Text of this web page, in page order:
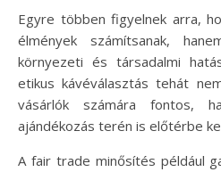
Egyre többen figyelnek arra,
élmények számítsanak,
környezeti és társadalmi
etikus kávéválasztás tehát
vásárlók számára fontos,
ajándékozás terén is előtérbe
A fair trade minősítés például